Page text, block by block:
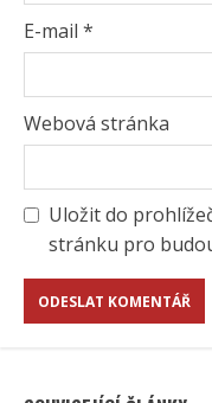
E-mail *
Webová stránka
Uložit do
stránku pro